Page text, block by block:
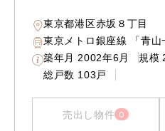
東京都港区赤坂８丁目
東京メトロ銀座線 「青
築年月 2002年6月 規模
総戸数 103戸
売出し物件 0